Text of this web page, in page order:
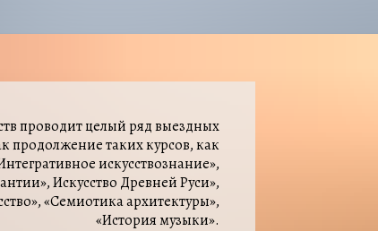
проводит целый ряд выездных
продолжение таких курсов, как
искусствознание»,
Искусство Древней Руси»,
«Семиотика архитектуры»,
«История музыки».